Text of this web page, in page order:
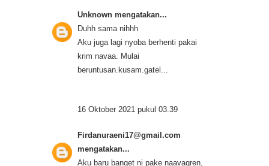
Unknown mengatakan...
Duhh sama nihhh
Aku juga lagi nyoba berhenti pakai
krim navaa. Mulai
beruntusan.kusam.gatel...
16 Oktober 2021 pukul 03.39
Firdanuraeni17@gmail.com
mengatakan...
Aku baru banget ni pake naavagren,